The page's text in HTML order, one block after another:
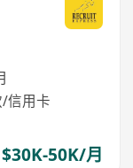
信用卡
$30K-50K/月